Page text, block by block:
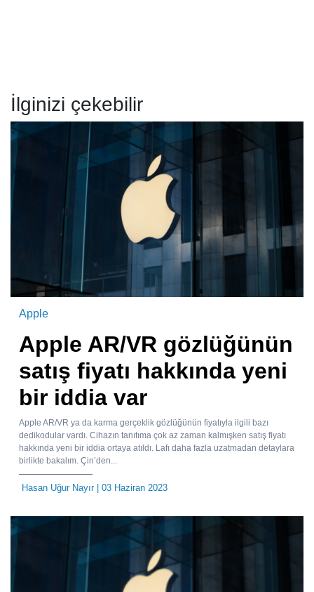
İlginizi çekebilir
Apple
Apple AR/VR gözlüğünün
satış fiyatı hakkında yeni
bir iddia var
Apple AR/VR ya da karma gerçeklik gözlüğünün fiyatıyla ilgili bazı
dedikodular vardı. Cihazın tanıtıma çok az zaman kalmışken satış fiyatı
hakkında yeni bir iddia ortaya atıldı. Lafı daha fazla uzatmadan detaylara
birlikte bakalım. Çin’den...
Hasan Uğur Nayır| 03 Haziran 2023